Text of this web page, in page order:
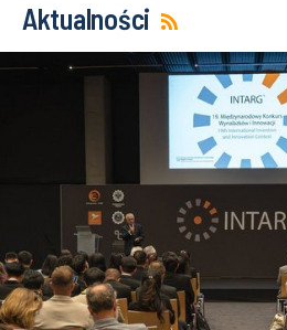
Aktualności